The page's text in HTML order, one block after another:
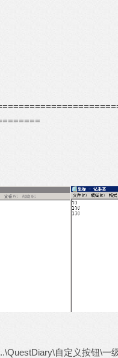
自定义按钮\一